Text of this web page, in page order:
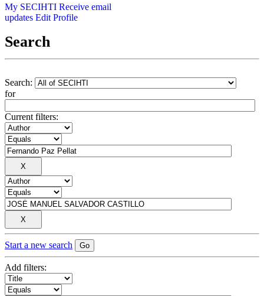
My SECIHTI Receive email
updates Edit Profile
Search
Search:
for
Current filters:
Start a new search
Add filters: